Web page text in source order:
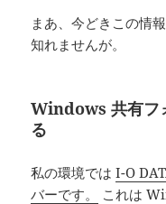
まあ、今どきこの情
知れませんが。
Windows 共有フ
る
私の環境ではI-O
バーです。
これは